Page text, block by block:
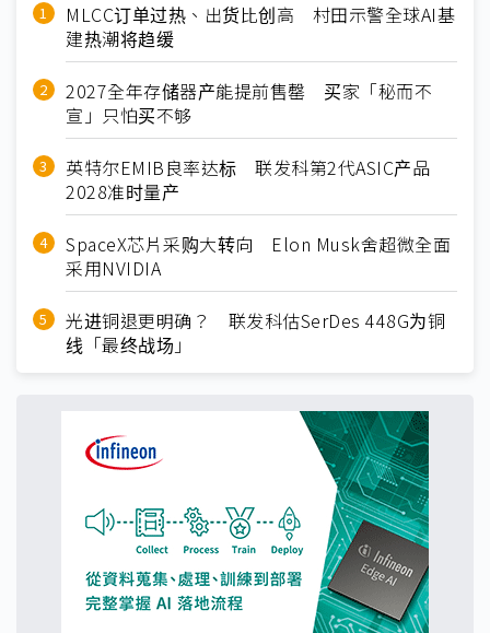
MLCC订单过热、出货比创高 村田示警全球AI基
建热潮将趋缓
2027全年存储器产能提前售罄 买家「秘而不
宣」只怕买不够
英特尔EMIB良率达标 联发科第2代ASIC产品
2028准时量产
SpaceX芯片采购大转向 Elon Musk舍超微全面
采用NVIDIA
光进铜退更明确？ 联发科估SerDes 448G为铜
线「最终战场」